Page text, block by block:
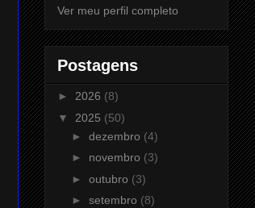
Ver meu perfil completo
Postagens
► 2026 (8)
▼ 2025 (50)
► dezembro (4)
► novembro (3)
► outubro (3)
► setembro (8)